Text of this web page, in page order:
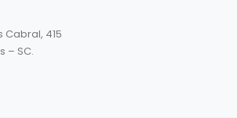
Cabral, 415
– SC.